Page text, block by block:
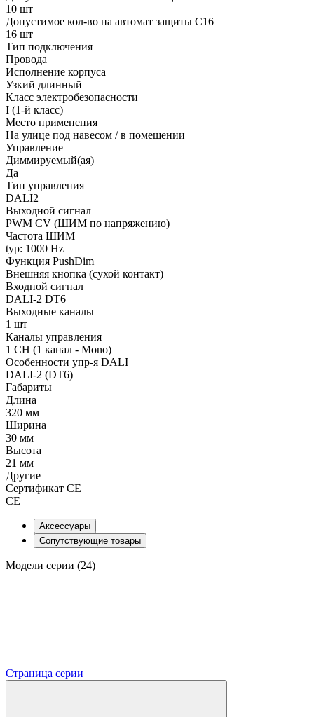
10 шт
Допустимое кол-во на автомат защиты C16
16 шт
Тип подключения
Провода
Исполнение корпуса
Узкий длинный
Класс электробезопасности
I (1-й класс)
Место применения
На улице под навесом / в помещении
Управление
Диммируемый(ая)
Да
Тип управления
DALI2
Выходной сигнал
PWM СV (ШИМ по напряжению)
Частота ШИМ
typ: 1000 Hz
Функция PushDim
Внешняя кнопка (сухой контакт)
Входной сигнал
DALI-2 DT6
Выходные каналы
1 шт
Каналы управления
1 CH (1 канал - Mono)
Особенности упр-я DALI
DALI-2 (DT6)
Габариты
Длина
320 мм
Ширина
30 мм
Высота
21 мм
Другие
Сертификат CE
CE
Аксессуары
Сопутствующие товары
Модели серии (24)
Страница серии